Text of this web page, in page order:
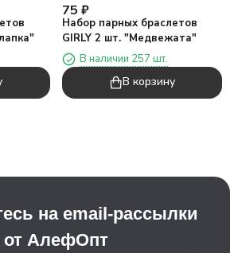
75 ₽
Набор парных браслетов
GIRLY 2 шт. "Медвежата"
В наличии 257 шт.
В корзину
на email-рассылки
от АлефОпт